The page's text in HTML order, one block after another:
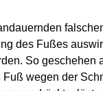
des Fußes
So geschehen
wegen der